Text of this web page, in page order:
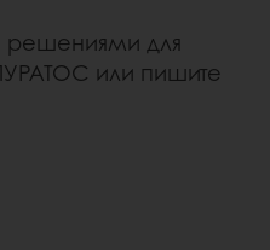
для
или пишите